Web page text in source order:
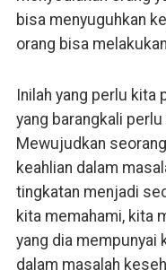
bisa menyuguhkan
orang bisa
Inilah yang perlu kita
yang barangkali
Mewujudkan
keahlian dalam
tingkatan menjadi
kita memahami, kita
yang dia mempunyai
dalam masalah